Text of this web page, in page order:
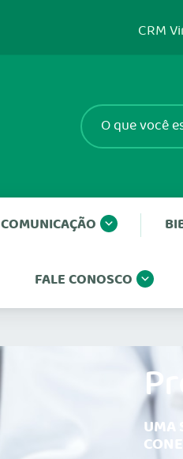
CRM
COMUNICAÇÃO
FALE CONOSCO
UMA